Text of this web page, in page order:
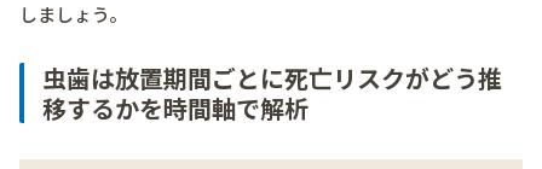
しましょう。
虫歯は放置期間ごとに死亡リスクがどう推
移するかを時間軸で解析